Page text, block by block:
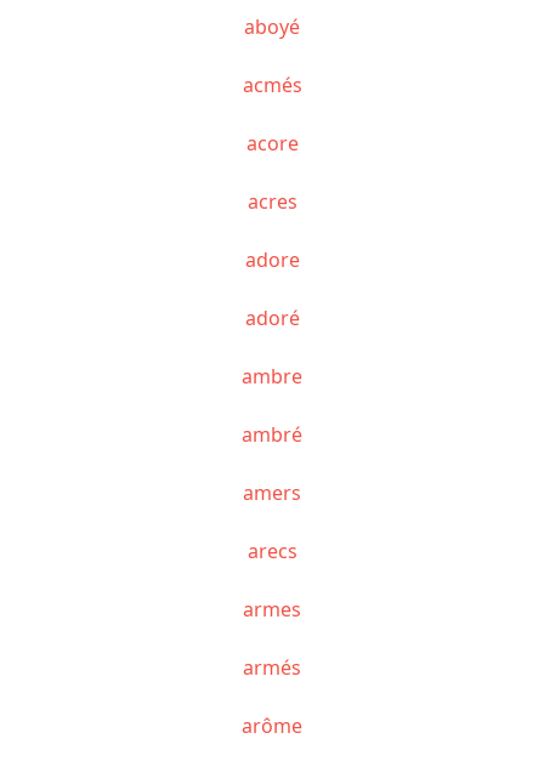
aboyé
acmés
acore
acres
adore
adoré
ambre
ambré
amers
arecs
armes
armés
arôme